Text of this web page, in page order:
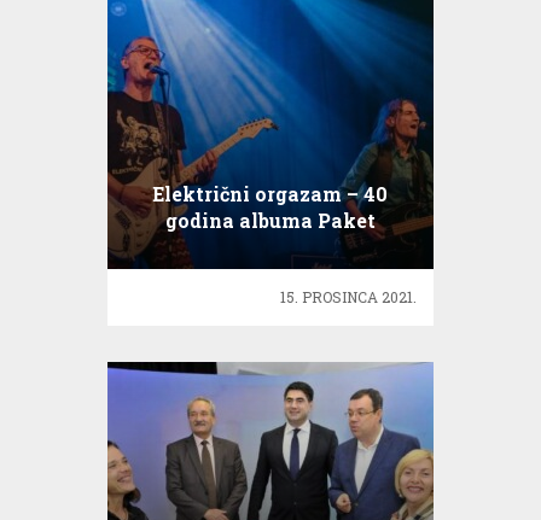
Električni orgazam – 40
godina albuma Paket
aranžman
15. PROSINCA 2021.